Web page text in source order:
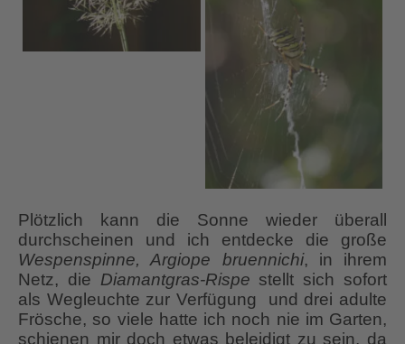
Plötzlich kann die Sonne wieder überall
durchscheinen und ich entdecke die große
Wespenspinne, Argiope bruennichi, in ihrem
Netz, die Diamantgras-Rispe stellt sich sofort
als Wegleuchte zur Verfügung und drei adulte
Frösche, so viele hatte ich noch nie im Garten,
schienen mir doch etwas beleidigt zu sein, da